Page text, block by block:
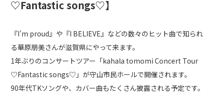
♡Fantastic songs♡】
『I’m proud』や『I BELIEVE』などの数々のヒット曲で知られ
る華原朋美さんが滋賀県にやって来ます。
1年ぶりのコンサートツアー「kahala tomomi Concert Tour
♡Fantastic songs♡」が守山市民ホールで開催されます。
90年代TKソングや、カバー曲もたくさん披露される予定です。